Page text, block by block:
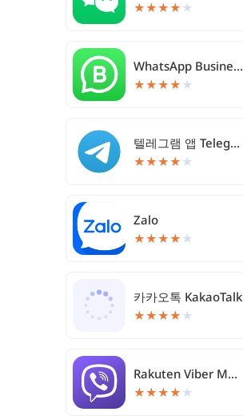
★★★★ ★
WhatsApp Business
★★★★ ★
텔레그램 앱 Telegram
★★★★ ★
Zalo
★★★★ ★
카카오톡 KakaoTalk
★★★★ ★
Rakuten Viber Messenger
★★★★ ★